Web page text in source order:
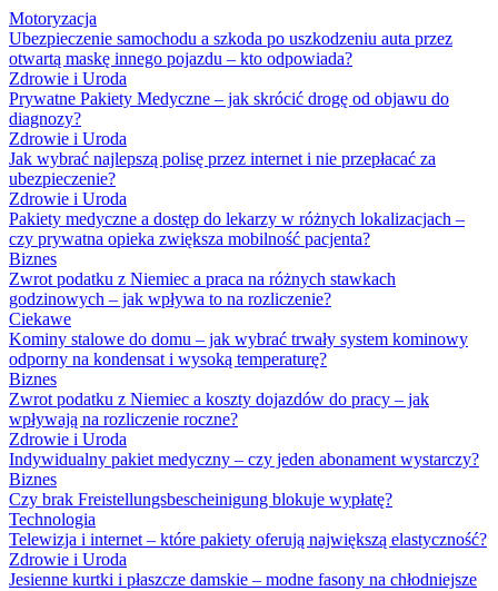
Motoryzacja
Ubezpieczenie samochodu a szkoda po uszkodzeniu auta przez
otwartą maskę innego pojazdu – kto odpowiada?
Zdrowie i Uroda
Prywatne Pakiety Medyczne – jak skrócić drogę od objawu do
diagnozy?
Zdrowie i Uroda
Jak wybrać najlepszą polisę przez internet i nie przepłacać za
ubezpieczenie?
Zdrowie i Uroda
Pakiety medyczne a dostęp do lekarzy w różnych lokalizacjach –
czy prywatna opieka zwiększa mobilność pacjenta?
Biznes
Zwrot podatku z Niemiec a praca na różnych stawkach
godzinowych – jak wpływa to na rozliczenie?
Ciekawe
Kominy stalowe do domu – jak wybrać trwały system kominowy
odporny na kondensat i wysoką temperaturę?
Biznes
Zwrot podatku z Niemiec a koszty dojazdów do pracy – jak
wpływają na rozliczenie roczne?
Zdrowie i Uroda
Indywidualny pakiet medyczny – czy jeden abonament wystarczy?
Biznes
Czy brak Freistellungsbescheinigung blokuje wypłatę?
Technologia
Telewizja i internet – które pakiety oferują największą elastyczność?
Zdrowie i Uroda
Jesienne kurtki i płaszcze damskie – modne fasony na chłodniejsze